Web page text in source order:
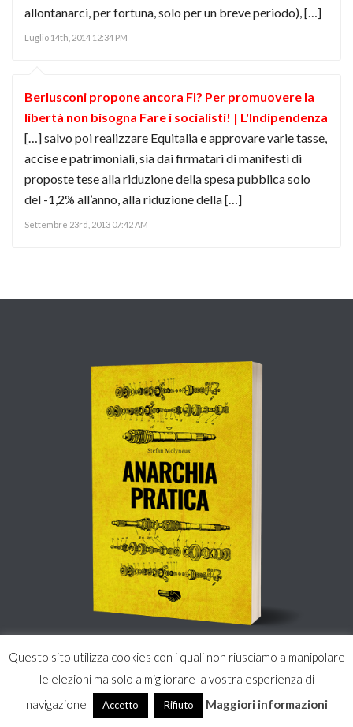
allontanarci, per fortuna, solo per un breve periodo), […]
Luglio 14th, 2014 12:34 PM
Berlusconi propone ancora FI? Per promuovere la
libertà non bisogna Fare i socialisti! | L'Indipendenza
[…] salvo poi realizzare Equitalia e approvare varie tasse,
accise e patrimoniali, sia dai firmatari di manifesti di
proposte tese alla riduzione della spesa pubblica solo
del -1,2% all’anno, alla riduzione della […]
Settembre 23rd, 2013 07:42 AM
ACQUISTA
Questo sito utilizza cookies con i quali non riusciamo a manipolare
le elezioni ma solo a migliorare la vostra esperienza di
navigazione
Accetto Rifiuto Maggiori informazioni